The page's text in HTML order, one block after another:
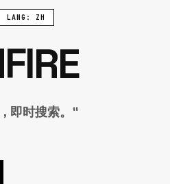
LANG: ZH
即时搜索。"